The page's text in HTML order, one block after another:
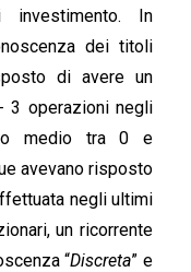
In
dei titoli
di avere un
3 operazioni negli
medio tra 0 e
avevano risposto
negli ultimi
un ricorrente
“Discreta” e